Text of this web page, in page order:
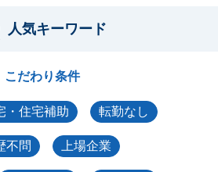
人気キーワード
こだわり条件
・住宅補助 転勤なし
不問 上場企業